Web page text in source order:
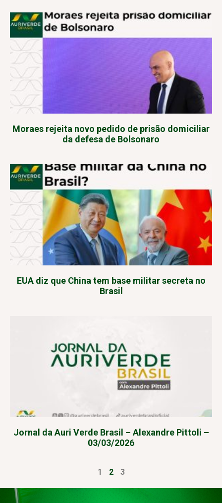
Moraes rejeita novo pedido de prisão domiciliar
da defesa de Bolsonaro
EUA diz que China tem base militar secreta no
Brasil
Jornal da Auri Verde Brasil – Alexandre Pittoli –
03/03/2026
1 2 3